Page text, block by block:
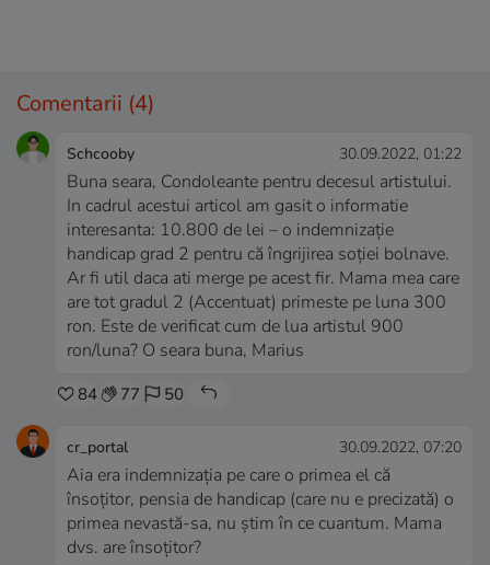
Comentarii (4)
Schcooby 30.09.2022, 01:22
Buna seara, Condoleante pentru decesul artistului.
In cadrul acestui articol am gasit o informatie
interesanta: 10.800 de lei – o indemnizaţie
handicap grad 2 pentru că îngrijirea soţiei bolnave.
Ar fi util daca ati merge pe acest fir. Mama mea care
are tot gradul 2 (Accentuat) primeste pe luna 300
ron. Este de verificat cum de lua artistul 900
ron/luna? O seara buna, Marius
84 77 50
cr_portal 30.09.2022, 07:20
Aia era indemnizația pe care o primea el că
însoțitor, pensia de handicap (care nu e precizată) o
primea nevastă-sa, nu știm în ce cuantum. Mama
dvs. are însoțitor?